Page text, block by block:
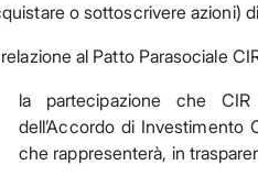
o sottoscrivere azioni)
al Patto Parasociale
la partecipazione che
dell’Accordo di Investimento
che rappresenterà, in